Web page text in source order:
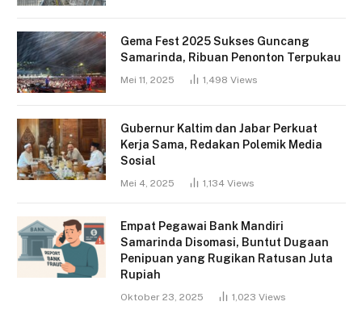
Gema Fest 2025 Sukses Guncang
Samarinda, Ribuan Penonton Terpukau
Mei 11, 2025 1,498 Views
Gubernur Kaltim dan Jabar Perkuat
Kerja Sama, Redakan Polemik Media
Sosial
Mei 4, 2025 1,134 Views
Empat Pegawai Bank Mandiri
Samarinda Disomasi, Buntut Dugaan
Penipuan yang Rugikan Ratusan Juta
Rupiah
Oktober 23, 2025 1,023 Views